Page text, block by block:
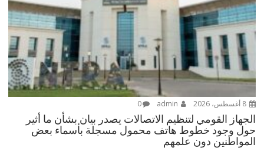
8 أغسطس، 2026 0
الجهاز القومي لتنظيم الاتصالات يصدر بيان بشأن ما أثير
حول وجود خطوط هاتف محمول مسجلة بأسماء بعض
المواطنين دون علمهم